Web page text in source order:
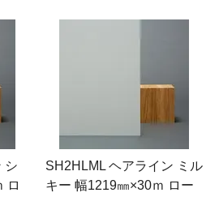
シ
ロ
SH2HLML ヘアライン ミル
キー 幅1219㎜×30ｍ ロー